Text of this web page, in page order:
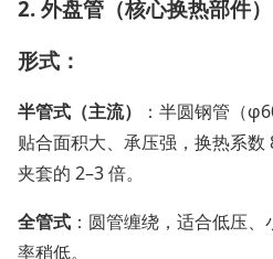
2. 外盘管（核心换热部件）
形式：
半管式（主流）
：半圆钢管（
贴合面积大、承压强，换热系
夹套的 2–3 倍。
全管式 ：圆管缠绕，适合低压
率稍低。